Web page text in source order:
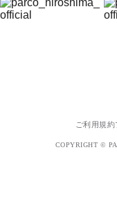
ご利用規約
COPYRIGHT ©